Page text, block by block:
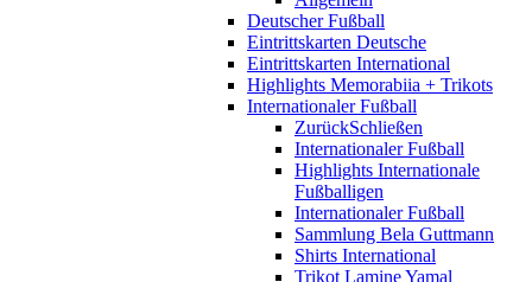
Deutscher Fußball
Eintrittskarten Deutsche
Eintrittskarten International
Highlights Memorabiia + Trikots
Internationaler Fußball
ZurückSchließen
Internationaler Fußball
Highlights Internationale
Fußballigen
Internationaler Fußball
Sammlung Bela Guttmann
Shirts International
Trikot Lamine Yamal